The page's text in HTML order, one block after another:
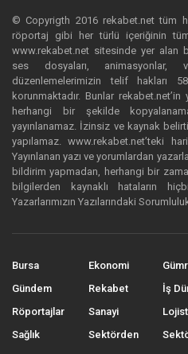
© Copyrigth 2016 rekabet.net tüm
röportaj gibi her türlü içeriğinin
www.rekabet.net sitesinde yer alan
ses dosyaları, animasyonlar,
düzenlemelerimizin telif hakları
korunmaktadır. Bunlar
herhangi bir şekilde
yayınlanamaz. İzinsiz ve kaynak
yapılamaz. www.rekabet.net’teki
Yayınlanan yazı ve yorumlardan
bildirim yapmadan, herhangi bir
bilgilerden kaynaklı hataların
Yazarlarımızın Yazılarındaki
Bursa
Gündem
Röportajlar
Sağlık
Ekonomi
Rekabet
Sanayi
Sektörden
İş